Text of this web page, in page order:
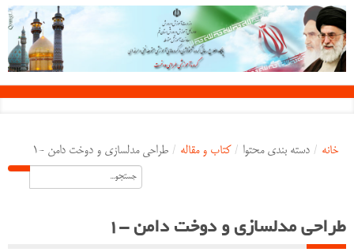
خانه / دسته بندی محتوا / کتاب و مقاله / طراحی مدلسازی و دوخت دامن -1
طراحی مدلسازی و دوخت دامن -1